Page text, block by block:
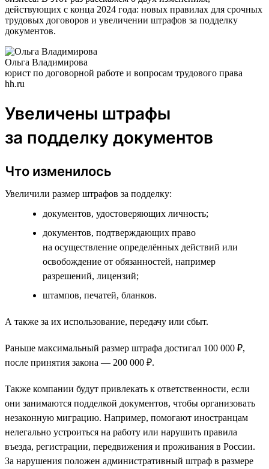
действующих с конца 2024 года: новых правилах для срочных
трудовых договоров и увеличении штрафов за подделку
документов.
Ольга Владимирова
юрист по договорной работе и вопросам трудового права
hh.ru
Увеличены штрафы
за подделку документов
Что изменилось
Увеличили размер штрафов за подделку:
документов, удостоверяющих личность;
документов, подтверждающих право
на осуществление определённых действий или
освобождение от обязанностей, например
разрешений, лицензий;
штампов, печатей, бланков.
А также за их использование, передачу или сбыт.
Раньше максимальный размер штрафа достигал 100 000 ₽,
после принятия закона — 200 000 ₽.
Также компании будут привлекать к ответственности, если
они занимаются подделкой документов, чтобы организовать
незаконную миграцию. Например, помогают иностранцам
нелегально устроиться на работу или нарушить правила
въезда, регистрации, передвижения и проживания в России.
За нарушения положен административный штраф в размере